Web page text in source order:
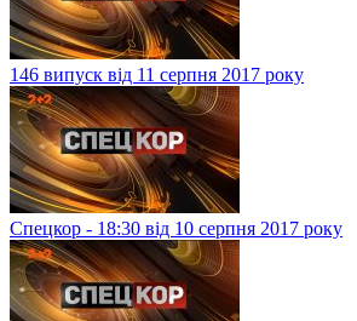
146 випуск від 11 серпня 2017 року
Спецкор - 18:30 від 10 серпня 2017 року